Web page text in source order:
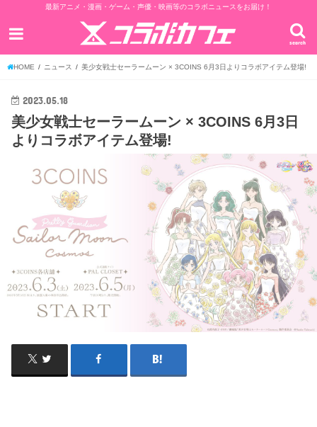
最新アニメ・漫画・ゲーム・声優・映画等のコラボニュースをお届け！
search
HOME ニュース 美少女戦士セーラームーン × 3COINS 6月3日よりコラボアイテム登場!
2023.05.18
美少女戦士セーラームーン × 3COINS 6月3日
よりコラボアイテム登場!